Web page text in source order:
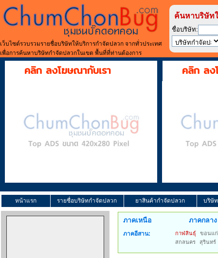
เว็บไซต์รวบรวมรายชื่อบริษัทให้บริการกำจัดปลวก จากทั่วประเทศ
เพื่อการค้นหาบริษัทกำจัดปลวกในเขต พื้นที่ที่ท่านต้องการ
ค้นหาบริษัท
ชื่อบริษัท:
คลิก ลงโฆษณากับเรา คลิก ลง
หน้าแรก รายชื่อบริษัทกำจัดปลวก ยาสินค้ากำจัดปลวก บริษั
ภาคเหนือ ภาคกลาง
ภาคอีสาน: กาฬสินธุ์
ขอนแ
สกลนคร
สุรินทร์